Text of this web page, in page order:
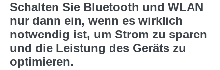
Schalten Sie Bluetooth und WLAN
nur dann ein, wenn es wirklich
notwendig ist, um Strom zu sparen
und die Leistung des Geräts zu
optimieren.